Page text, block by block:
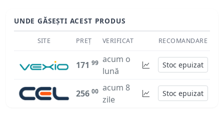
UNDE GĂSEȘTI ACEST PRODUS
SITE PREȚ VERIFICAT RECOMANDARE
171 99 acum o
lună
Stoc epuizat
256 00 acum 8
zile
Stoc epuizat